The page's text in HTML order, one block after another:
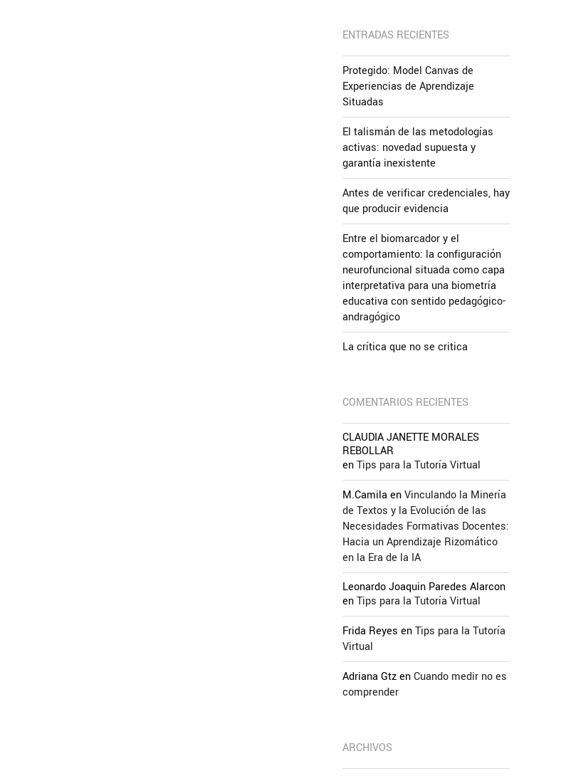
ENTRADAS RECIENTES
Protegido: Model Canvas de
Experiencias de Aprendizaje
Situadas
El talismán de las metodologías
activas: novedad supuesta y
garantía inexistente
Antes de verificar credenciales, hay
que producir evidencia
Entre el biomarcador y el
comportamiento: la configuración
neurofuncional situada como capa
interpretativa para una biometría
educativa con sentido pedagógico-
andragógico
La crítica que no se critica
COMENTARIOS RECIENTES
CLAUDIA JANETTE MORALES
REBOLLAR
enTips para la Tutoría Virtual
M.Camila enVinculando la Minería
de Textos y la Evolución de las
Necesidades Formativas Docentes:
Hacia un Aprendizaje Rizomático
en la Era de la IA
Leonardo Joaquin Paredes Alarcon
enTips para la Tutoría Virtual
Frida Reyes enTips para la Tutoría
Virtual
Adriana GtzenCuando medir no es
comprender
ARCHIVOS